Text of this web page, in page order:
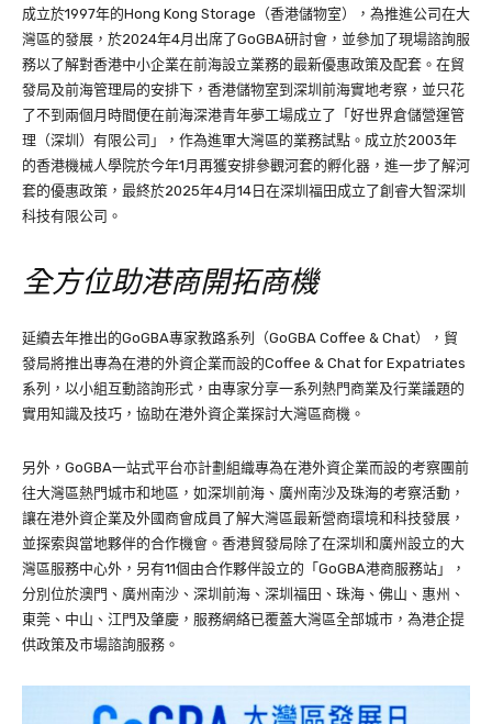
成立於1997年的Hong Kong Storage（香港儲物室），為推進公司在大
灣區的發展，於2024年4月出席了GoGBA研討會，並參加了現場諮詢服
務以了解對香港中小企業在前海設立業務的最新優惠政策及配套。在貿
發局及前海管理局的安排下，香港儲物室到深圳前海實地考察，並只花
了不到兩個月時間便在前海深港青年夢工場成立了「好世界倉儲營運管
理（深圳）有限公司」，作為進軍大灣區的業務試點。成立於2003年
的香港機械人學院於今年1月再獲安排參觀河套的孵化器，進一步了解河
套的優惠政策，最終於2025年4月14日在深圳福田成立了創睿大智深圳
科技有限公司。
全方位助港商開拓商機
延續去年推出的GoGBA專家教路系列（GoGBA Coffee & Chat），貿
發局將推出專為在港的外資企業而設的Coffee & Chat for Expatriates
系列，以小組互動諮詢形式，由專家分享一系列熱門商業及行業議題的
實用知識及技巧，協助在港外資企業探討大灣區商機。
另外，GoGBA一站式平台亦計劃組織專為在港外資企業而設的考察團前
往大灣區熱門城市和地區，如深圳前海、廣州南沙及珠海的考察活動，
讓在港外資企業及外國商會成員了解大灣區最新營商環境和科技發展，
並探索與當地夥伴的合作機會。香港貿發局除了在深圳和廣州設立的大
灣區服務中心外，另有11個由合作夥伴設立的「GoGBA港商服務站」，
分別位於澳門、廣州南沙、深圳前海、深圳福田、珠海、佛山、惠州、
東莞、中山、江門及肇慶，服務網絡已覆蓋大灣區全部城市，為港企提
供政策及市場諮詢服務。